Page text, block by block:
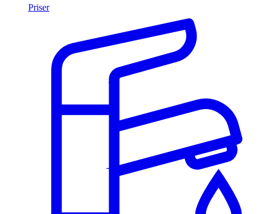
Priser